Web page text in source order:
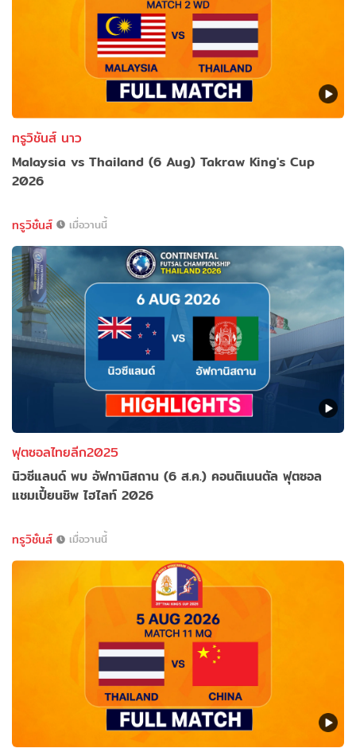
ทรูวิชันส์ นาว
Malaysia vs Thailand (6 Aug) Takraw King's Cup
2026
ทรูวิชั่นส์ เมื่อวานนี้
ฟุตซอลไทยลีก2025
นิวซีแลนด์ พบ อัฟกานิสถาน (6 ส.ค.) คอนติเนนตัล ฟุตซอล
แชมเปี้ยนชิพ ไฮไลท์ 2026
ทรูวิชั่นส์ เมื่อวานนี้